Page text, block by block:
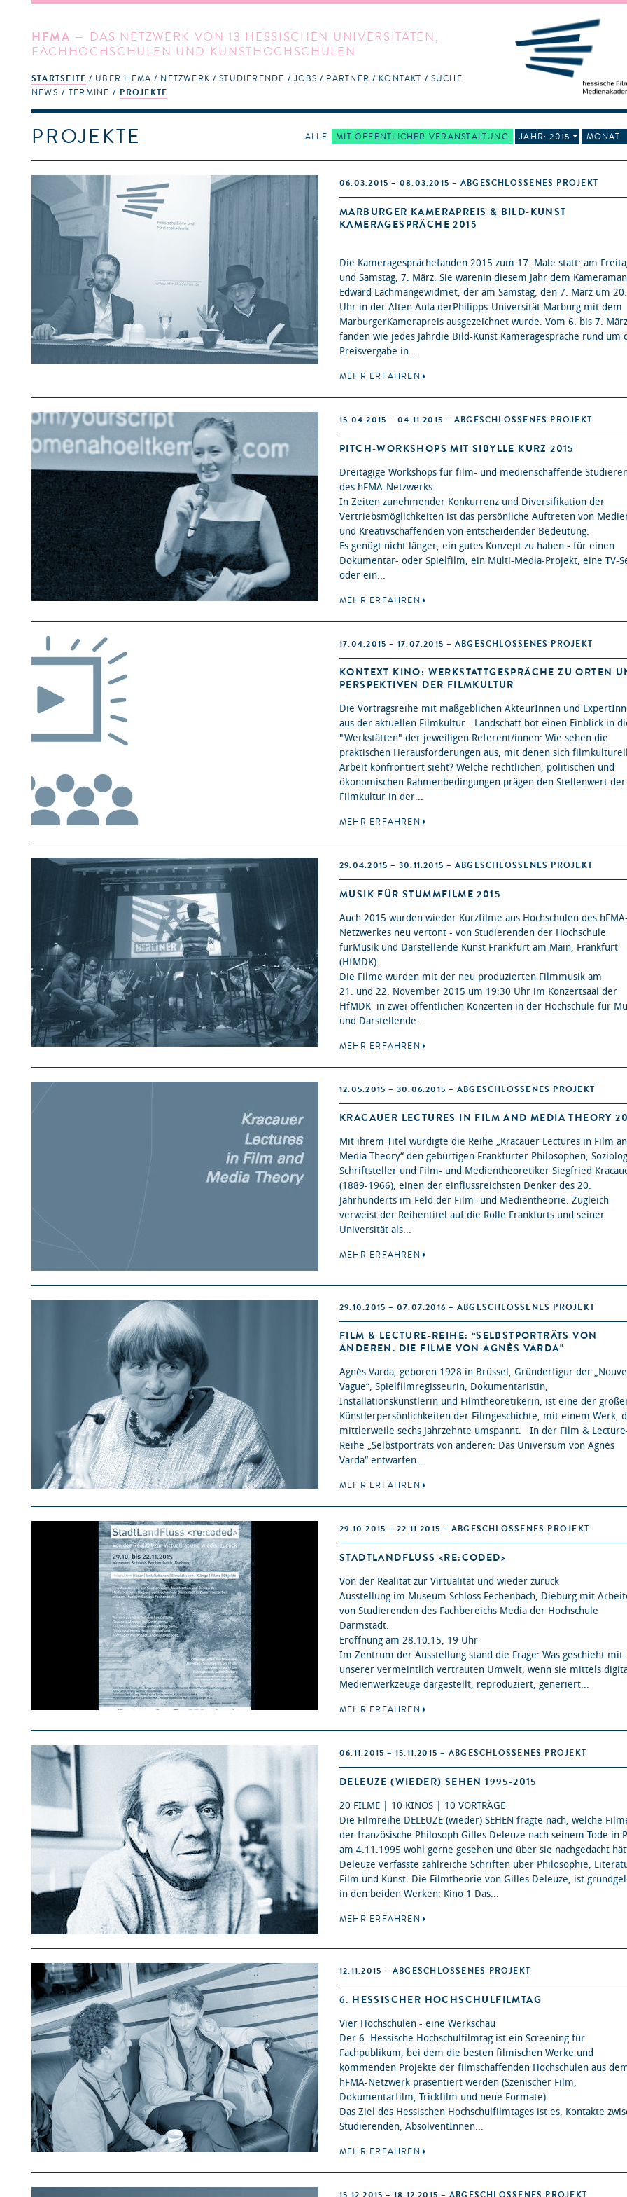
HFMA — DAS NETZWERK VON 13 HESSISCHEN UNIVERSITÄTEN,
FACHHOCHSCHULEN UND KUNSTHOCHSCHULEN
STARTSEITE
NEWS
TERMINE PROJEKTE
ÜBER HFMA NETZWERK STUDIERENDE JOBS PARTNER KONTAKT SUCHE
ALLE MIT ÖFFENTLICHER VERANSTALTUNG JAHR: 2015 MONAT
PROJEKTE
06.03.2015 – 08.03.2015 – ABGESCHLOSSENES PROJEKT
MARBURGER KAMERAPREIS & BILD-KUNST
KAMERAGESPRÄCHE 2015
Die Kameragesprächefanden 2015 zum 17. Male statt: am
und Samstag, 7. März. Sie warenin diesem Jahr dem
Edward Lachmangewidmet, der am Samstag, den 7. März um
Uhr in der Alten Aula derPhilipps-Universität Marburg mit dem
MarburgerKamerapreis ausgezeichnet wurde. Vom 6. bis 7. März
fanden wie jedes Jahrdie Bild-Kunst Kameragespräche rund um
Preisvergabe in...
MEHR ERFAHREN
15.04.2015 – 04.11.2015 – ABGESCHLOSSENES PROJEKT
PITCH-WORKSHOPS MIT SIBYLLE KURZ 2015
Dreitägige Workshops für film- und medienschaffende
des hFMA-Netzwerks.
In Zeiten zunehmender Konkurrenz und Diversifikation der
Vertriebsmöglichkeiten ist das persönliche Auftreten von
und Kreativschaffenden von entscheidender Bedeutung.
Es genügt nicht länger, ein gutes Konzept zu haben - für einen
Dokumentar- oder Spielfilm, ein Multi-Media-Projekt, eine TV-
oder ein...
MEHR ERFAHREN
17.04.2015 – 17.07.2015 – ABGESCHLOSSENES PROJEKT
KONTEXT KINO: WERKSTATTGESPRÄCHE ZU ORTEN
PERSPEKTIVEN DER FILMKULTUR
Die Vortragsreihe mit maßgeblichen AkteurInnen und
aus der aktuellen Filmkultur - Landschaft bot einen Einblick in
"Werkstätten" der jeweiligen Referent/innen: Wie sehen die
praktischen Herausforderungen aus, mit denen sich
Arbeit konfrontiert sieht? Welche rechtlichen, politischen und
ökonomischen Rahmenbedingungen prägen den Stellenwert der
Filmkultur in der...
MEHR ERFAHREN
29.04.2015 – 30.11.2015 – ABGESCHLOSSENES PROJEKT
MUSIK FÜR STUMMFILME 2015
Auch 2015 wurden wieder Kurzfilme aus Hochschulen des hFMA-
Netzwerkes neu vertont - von Studierenden der Hochschule
fürMusik und Darstellende Kunst Frankfurt am Main, Frankfurt
(HfMDK).
Die Filme wurden mit der neu produzierten Filmmusik am
21. und 22. November 2015 um 19:30 Uhr im Konzertsaal der
HfMDK in zwei öffentlichen Konzerten in der Hochschule für
und Darstellende...
MEHR ERFAHREN
12.05.2015 – 30.06.2015 – ABGESCHLOSSENES PROJEKT
KRACAUER LECTURES IN FILM AND MEDIA THEORY
Mit ihrem Titel würdigte die Reihe „Kracauer Lectures in Film
Media Theory“ den gebürtigen Frankfurter Philosophen,
Schriftsteller und Film- und Medientheoretiker Siegfried
(1889-1966), einen der einflussreichsten Denker des 20.
Jahrhunderts im Feld der Film- und Medientheorie. Zugleich
verweist der Reihentitel auf die Rolle Frankfurts und seiner
Universität als...
MEHR ERFAHREN
29.10.2015 – 07.07.2016 – ABGESCHLOSSENES PROJEKT
FILM & LECTURE-REIHE: “SELBSTPORTRÄTS VON
ANDEREN. DIE FILME VON AGNÈS VARDA"
Agnès Varda, geboren 1928 in Brüssel, Gründerfigur der
Vague“, Spielfilmregisseurin, Dokumentaristin,
Installationskünstlerin und Filmtheoretikerin, ist eine der
Künstlerpersönlichkeiten der Filmgeschichte, mit einem Werk,
mittlerweile sechs Jahrzehnte umspannt. In der Film &
Reihe „Selbstporträts von anderen: Das Universum von Agnès
Varda“ entwarfen...
MEHR ERFAHREN
29.10.2015 – 22.11.2015 – ABGESCHLOSSENES PROJEKT
STADTLANDFLUSS <RE:CODED>
Von der Realität zur Virtualität und wieder zurück
Ausstellung im Museum Schloss Fechenbach, Dieburg mit
von Studierenden des Fachbereichs Media der Hochschule
Darmstadt.
Eröffnung am 28.10.15, 19 Uhr
Im Zentrum der Ausstellung stand die Frage: Was geschieht mit
unserer vermeintlich vertrauten Umwelt, wenn sie mittels
Medienwerkzeuge dargestellt, reproduziert, generiert...
MEHR ERFAHREN
06.11.2015 – 15.11.2015 – ABGESCHLOSSENES PROJEKT
DELEUZE (WIEDER) SEHEN 1995-2015
20 FILME | 10 KINOS | 10 VORTRÄGE
Die Filmreihe DELEUZE (wieder) SEHEN fragte nach, welche
der französische Philosoph Gilles Deleuze nach seinem Tode in
am 4.11.1995 wohl gerne gesehen und über sie nachgedacht
Deleuze verfasste zahlreiche Schriften über Philosophie,
Film und Kunst. Die Filmtheorie von Gilles Deleuze, ist
in den beiden Werken: Kino 1 Das...
MEHR ERFAHREN
12.11.2015 – ABGESCHLOSSENES PROJEKT
6. HESSISCHER HOCHSCHULFILMTAG
Vier Hochschulen - eine Werkschau
Der 6. Hessische Hochschulfilmtag ist ein Screening für
Fachpublikum, bei dem die besten filmischen Werke und
kommenden Projekte der filmschaffenden Hochschulen aus
hFMA-Netzwerk präsentiert werden (Szenischer Film,
Dokumentarfilm, Trickfilm und neue Formate).
Das Ziel des Hessischen Hochschulfilmtages ist es, Kontakte
Studierenden, AbsolventInnen...
MEHR ERFAHREN
15.12.2015 – 18.12.2015 – ABGESCHLOSSENES PROJEKT